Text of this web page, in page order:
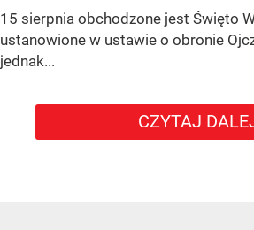
15 sierpnia obchodzone jest Święto
ustanowione w ustawie o obronie
jednak...
CZYTAJ